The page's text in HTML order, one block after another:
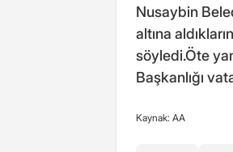
Nusaybin
altına
söyledi.Öte
Başkanlığı
Kaynak: AA